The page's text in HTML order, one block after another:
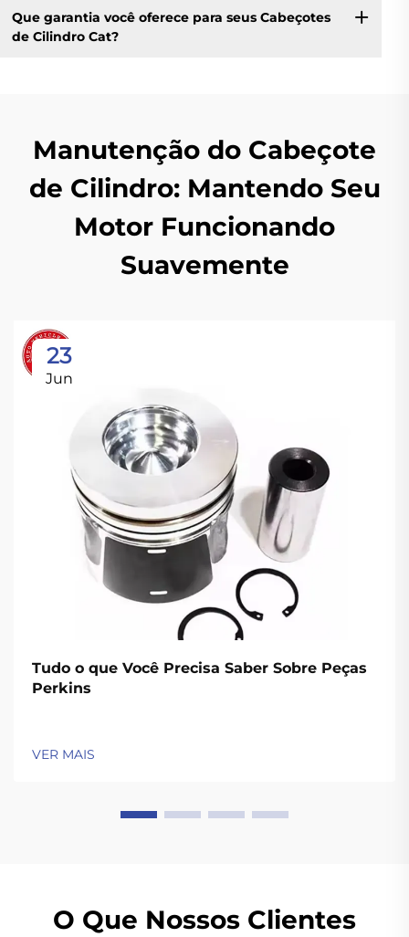
Que garantia você oferece para seus Cabeçotes
de Cilindro Cat?
Manutenção do Cabeçote
de Cilindro: Mantendo Seu
Motor Funcionando
Suavemente
23
Jun
Tudo o que Você Precisa Saber Sobre Peças
Perkins
VER MAIS
O Que Nossos Clientes